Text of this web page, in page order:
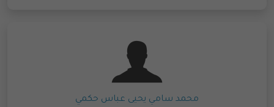
محمد سامي يحيى عباس حكمي